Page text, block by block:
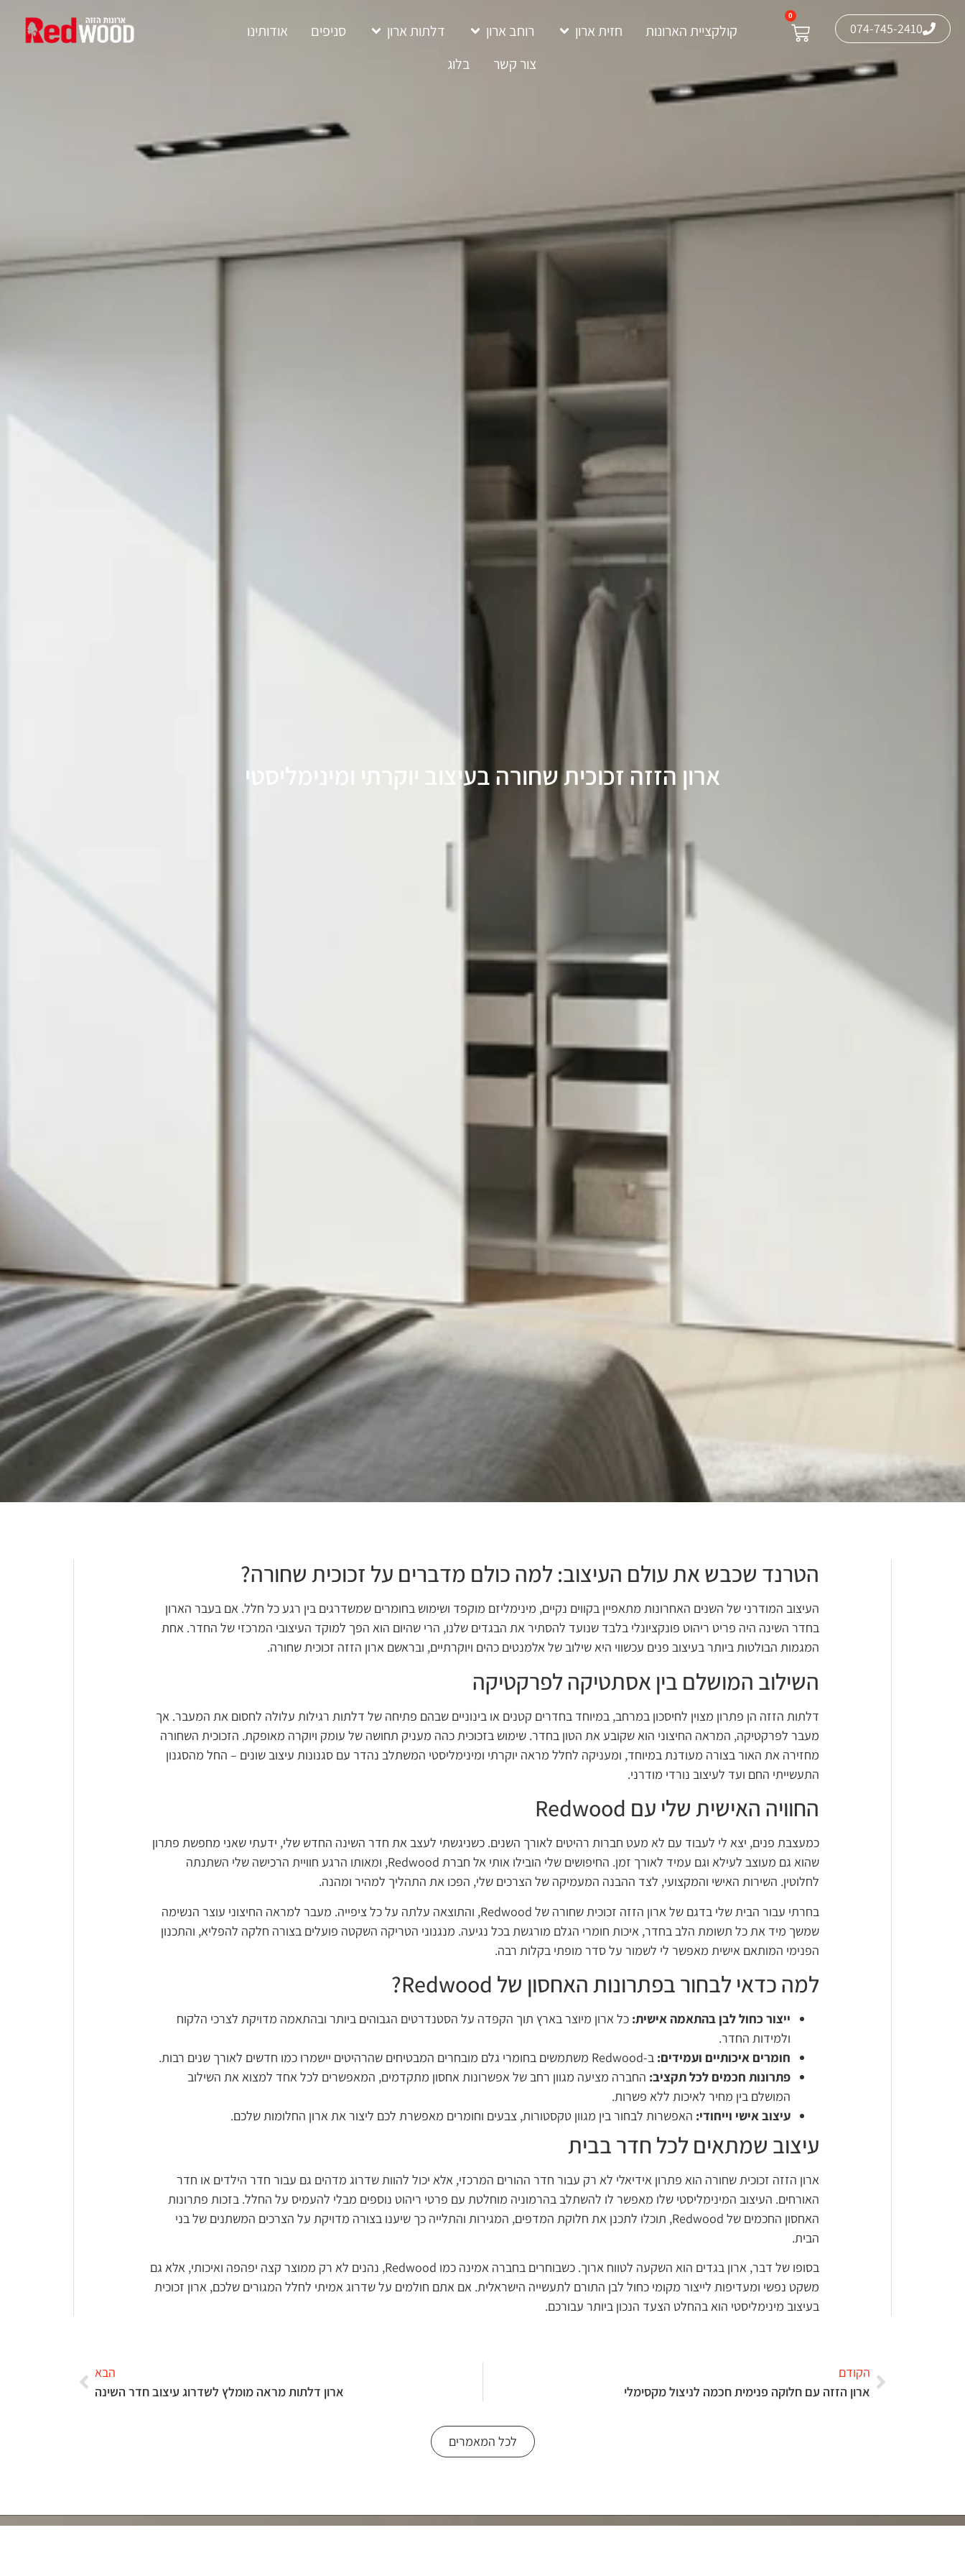
074-745-2410
0
קולקציית הארונות חזית ארון רוחב ארון דלתות ארון סניפים
אודותינו
צור קשר
בלוג
ארון הזזה זכוכית שחורה בעיצוב יוקרתי ומינימליסטי
הטרנד שכבש את עולם העיצוב: למה כולם מדברים על זכוכית שחורה?
העיצוב המודרני של השנים האחרונות מתאפיין בקווים נקיים, מינימליזם מוקפד ושימוש בחומרים שמשדרגים בין רגע כל חלל. אם בעבר הארון
בחדר השינה היה פריט ריהוט פונקציונלי בלבד שנועד להסתיר את הבגדים שלנו, הרי שהיום הוא הפך למוקד העיצובי המרכזי של החדר. אחת
המגמות הבולטות ביותר בעיצוב פנים עכשווי היא שילוב של אלמנטים כהים ויוקרתיים, ובראשם ארון הזזה זכוכית שחורה.
השילוב המושלם בין אסתטיקה לפרקטיקה
דלתות הזזה הן פתרון מצוין לחיסכון במרחב, במיוחד בחדרים קטנים או בינוניים שבהם פתיחה של דלתות רגילות עלולה לחסום את המעבר. אך
מעבר לפרקטיקה, המראה החיצוני הוא שקובע את הטון בחדר. שימוש בזכוכית כהה מעניק תחושה של עומק ויוקרה מאופקת. הזכוכית השחורה
מחזירה את האור בצורה מעודנת במיוחד, ומעניקה לחלל מראה יוקרתי ומינימליסטי המשתלב נהדר עם סגנונות עיצוב שונים – החל מהסגנון
התעשייתי החם ועד לעיצוב נורדי מודרני.
החוויה האישית שלי עם Redwood
כמעצבת פנים, יצא לי לעבוד עם לא מעט חברות רהיטים לאורך השנים. כשניגשתי לעצב את חדר השינה החדש שלי, ידעתי שאני מחפשת פתרון
שהוא גם מעוצב לעילא וגם עמיד לאורך זמן. החיפושים שלי הובילו אותי אל חברת Redwood, ומאותו הרגע חוויית הרכישה שלי השתנתה
לחלוטין. השירות האישי והמקצועי, לצד ההבנה המעמיקה של הצרכים שלי, הפכו את התהליך למהיר ומהנה.
בחרתי עבור הבית שלי בדגם של ארון הזזה זכוכית שחורה של Redwood, והתוצאה עלתה על כל ציפייה. מעבר למראה החיצוני עוצר הנשימה
שמשך מיד את כל תשומת הלב בחדר, איכות חומרי הגלם מורגשת בכל נגיעה. מנגנוני הטריקה השקטה פועלים בצורה חלקה להפליא, והתכנון
הפנימי המותאם אישית מאפשר לי לשמור על סדר מופתי בקלות רבה.
למה כדאי לבחור בפתרונות האחסון של Redwood?
ייצור כחול לבן בהתאמה אישית: כל ארון מיוצר בארץ תוך הקפדה על הסטנדרטים הגבוהים ביותר ובהתאמה מדויקת לצרכי הלקוח
ולמידות החדר.
חומרים איכותיים ועמידים: ב-Redwood משתמשים בחומרי גלם מובחרים המבטיחים שהרהיטים יישמרו כמו חדשים לאורך שנים רבות.
פתרונות חכמים לכל תקציב: החברה מציעה מגוון רחב של אפשרונות אחסון מתקדמים, המאפשרים לכל אחד למצוא את השילוב
המושלם בין מחיר לאיכות ללא פשרות.
עיצוב אישי וייחודי: האפשרות לבחור בין מגוון טקסטורות, צבעים וחומרים מאפשרת לכם ליצור את ארון החלומות שלכם.
עיצוב שמתאים לכל חדר בבית
ארון הזזה זכוכית שחורה הוא פתרון אידיאלי לא רק עבור חדר ההורים המרכזי, אלא יכול להוות שדרוג מדהים גם עבור חדר הילדים או חדר
האורחים. העיצוב המינימליסטי שלו מאפשר לו להשתלב בהרמוניה מוחלטת עם פרטי ריהוט נוספים מבלי להעמיס על החלל. בזכות פתרונות
האחסון החכמים של Redwood, תוכלו לתכנן את חלוקת המדפים, המגירות והתלייה כך שיענו בצורה מדויקת על הצרכים המשתנים של בני
הבית.
בסופו של דבר, ארון בגדים הוא השקעה לטווח ארוך. כשבוחרים בחברה אמינה כמו Redwood, נהנים לא רק ממוצר קצה יפהפה ואיכותי, אלא גם
משקט נפשי ומעדיפות לייצור מקומי כחול לבן התורם לתעשייה הישראלית. אם אתם חולמים על שדרוג אמיתי לחלל המגורים שלכם, ארון זכוכית
בעיצוב מינימליסטי הוא בהחלט הצעד הנכון ביותר עבורכם.
הקודם
ארון הזזה עם חלוקה פנימית חכמה לניצול מקסימלי
הבא
ארון דלתות מראה מומלץ לשדרוג עיצוב חדר השינה
לכל המאמרים